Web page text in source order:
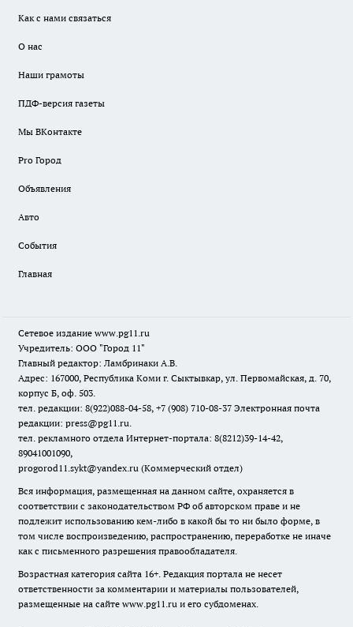
Как с нами связаться
О нас
Наши грамоты
ПДФ-версия газеты
Мы ВКонтакте
Pro Город
Объявления
Авто
События
Главная
Сетевое издание www.pg11.ru
Учредитель: ООО "Город 11"
Главный редактор: Ламбринаки А.В.
Адрес: 167000, Республика Коми г. Сыктывкар, ул. Первомайская, д. 70,
корпус Б, оф. 503.
тел. редакции: 8(922)088-04-58, +7 (908) 710-08-37 Электронная почта
редакции: press@pg11.ru.
тел. рекламного отдела Интернет-портала: 8(8212)39-14-42,
89041001090,
progorod11.sykt@yandex.ru (Коммерческий отдел)
Вся информация, размещенная на данном сайте, охраняется в
соответствии с законодательством РФ об авторском праве и не
подлежит использованию кем-либо в какой бы то ни было форме, в
том числе воспроизведению, распространению, переработке не иначе
как с письменного разрешения правообладателя.
Возрастная категория сайта 16+. Редакция портала не несет
ответственности за комментарии и материалы пользователей,
размещенные на сайте www.pg11.ru и его субдоменах.